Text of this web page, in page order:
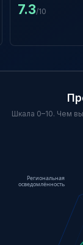
7.3/10
Шкала 0–10. Чем
Региональная
осведомлённость